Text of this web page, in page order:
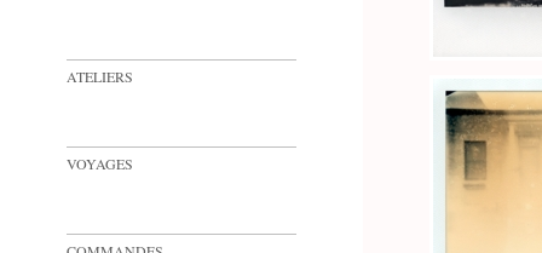
ATELIERS
VOYAGES